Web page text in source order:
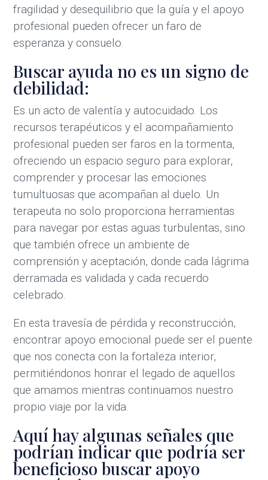
fragilidad y desequilibrio que la guía y el apoyo
profesional pueden ofrecer un faro de
esperanza y consuelo.
Buscar ayuda no es un signo de
debilidad:
Es un acto de valentía y autocuidado. Los
recursos terapéuticos y el acompañamiento
profesional pueden ser faros en la tormenta,
ofreciendo un espacio seguro para explorar,
comprender y procesar las emociones
tumultuosas que acompañan al duelo. Un
terapeuta no solo proporciona herramientas
para navegar por estas aguas turbulentas, sino
que también ofrece un ambiente de
comprensión y aceptación, donde cada lágrima
derramada es validada y cada recuerdo
celebrado.
En esta travesía de pérdida y reconstrucción,
encontrar apoyo emocional puede ser el puente
que nos conecta con la fortaleza interior,
permitiéndonos honrar el legado de aquellos
que amamos mientras continuamos nuestro
propio viaje por la vida.
Aquí hay algunas señales que
podrían indicar que podría ser
beneficioso buscar apoyo